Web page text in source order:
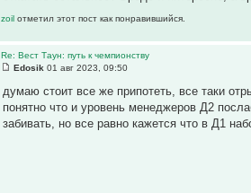
zoilотметил этот пост как понравившийся.
Re: Вест Таун: путь к чемпионству
Edosik 01 авг 2023, 09:50
думаю стоит все же припотеть, все таки
понятно что и уровень менеджеров Д2
забивать, но все равно кажется что в Д1